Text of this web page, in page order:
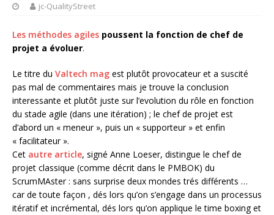
jc-QualityStreet
Les méthodes agiles poussent la fonction de chef de
projet a évoluer.
Le titre du Valtech mag est plutôt provocateur et a suscité
pas mal de commentaires mais je trouve la conclusion
interessante et plutôt juste sur l’evolution du rôle en fonction
du stade agile (dans une itération) ; le chef de projet est
d’abord un « meneur », puis un « supporteur » et enfin
« facilitateur ».
Cet autre article, signé Anne Loeser, distingue le chef de
projet classique (comme décrit dans le PMBOK) du
ScrumMAster : sans surprise deux mondes trés différents …
car de toute façon , dés lors qu’on s’engage dans un processus
itératif et incrémental, dés lors qu’on applique le time boxing et